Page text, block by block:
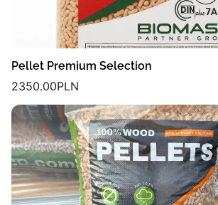
Pellet Premium Selection
2350.00PLN